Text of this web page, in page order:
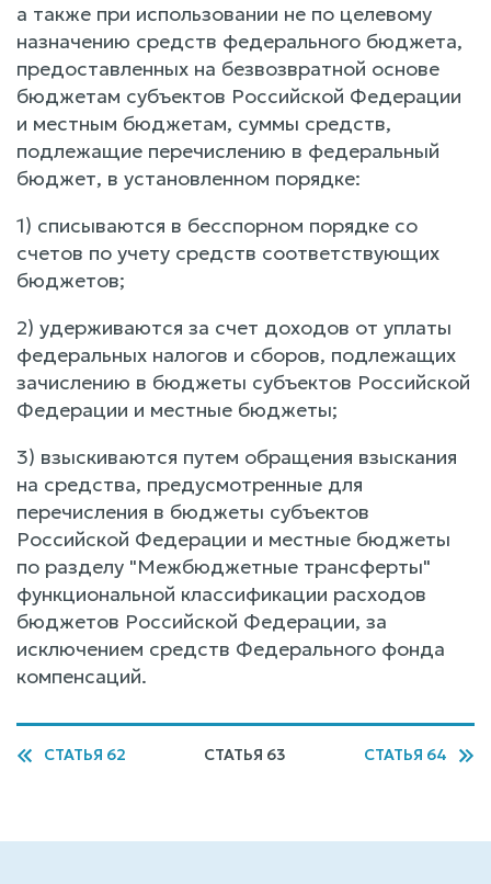
а также при использовании не по целевому
назначению средств федерального бюджета,
предоставленных на безвозвратной основе
бюджетам субъектов Российской Федерации
и местным бюджетам, суммы средств,
подлежащие перечислению в федеральный
бюджет, в установленном порядке:
1) списываются в бесспорном порядке со
счетов по учету средств соответствующих
бюджетов;
2) удерживаются за счет доходов от уплаты
федеральных налогов и сборов, подлежащих
зачислению в бюджеты субъектов Российской
Федерации и местные бюджеты;
3) взыскиваются путем обращения взыскания
на средства, предусмотренные для
перечисления в бюджеты субъектов
Российской Федерации и местные бюджеты
по разделу "Межбюджетные трансферты"
функциональной классификации расходов
бюджетов Российской Федерации, за
исключением средств Федерального фонда
компенсаций.
СТАТЬЯ 62 СТАТЬЯ 63 СТАТЬЯ 64